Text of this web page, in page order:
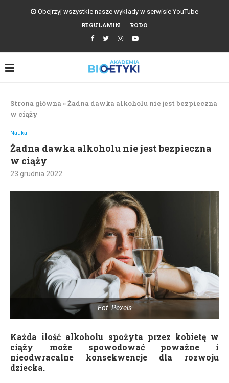
Obejrzyj wszystkie nasze wykłady w serwisie YouTube
REGULAMIN
RODO
Strona główna »Żadna dawka alkoholu nie jest bezpieczna
w ciąży
Nauka
Żadna dawka alkoholu nie jest bezpieczna
w ciąży
23 grudnia 2022
Fot. Pexels
Każda ilość alkoholu spożyta przez kobietę w
ciąży może spowodować poważne i
nieodwracalne konsekwencje dla rozwoju
dziecka.